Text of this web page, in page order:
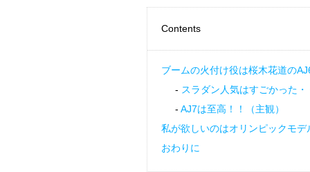
Contents
ブームの火付け役は桜木花道の
スラダン人気はすごかった・
AJ7は至高！！（主観）
私が欲しいのはオリンピックモデ
おわりに